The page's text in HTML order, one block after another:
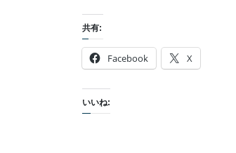
共有:
Facebook X
いいね: